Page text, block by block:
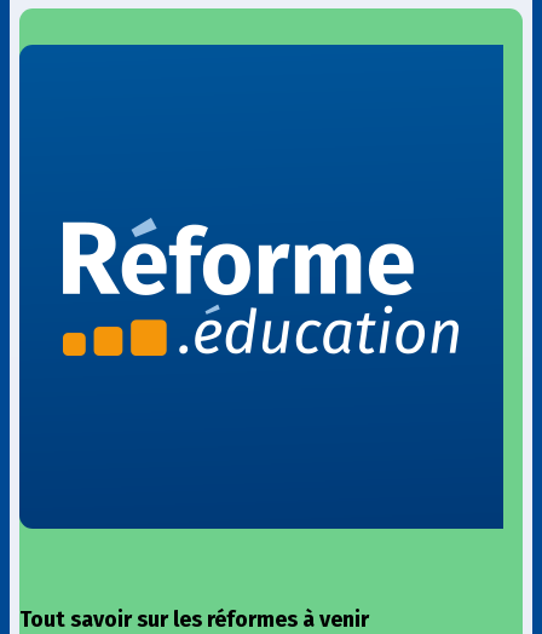
Tout savoir sur les réformes à venir